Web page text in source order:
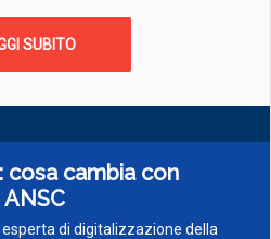
SUBITO
cambia con
di digitalizzazione della